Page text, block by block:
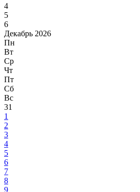
4
5
6
Декабрь 2026
Пн
Вт
Ср
Чт
Пт
Сб
Вс
31
1
2
3
4
5
6
7
8
9